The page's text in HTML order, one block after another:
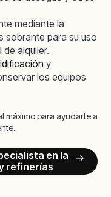
mediante la
sobrante para su uso
de alquiler.
y
los equipos
máximo para ayudarte a
en la
refinerías